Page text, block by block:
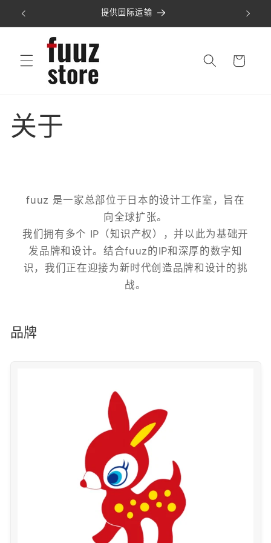
跳到内
容
提供国际运输
物
关于
fuuz 是一家总部位于日本的设计工作室，旨在
向全球扩张。
我们拥有多个 IP（知识产权），并以此为基础开
发品牌和设计。结合fuuz的IP和深厚的数字知
识，我们正在迎接为新时代创造品牌和设计的挑
战。
品牌